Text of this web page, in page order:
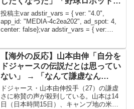
ゃなかったのか」
投稿主var adstir_vars = { ver: "4.0",
app_id: "MEDIA-4c2ea202", ad_spot: 4,
center: false};var adstir_vars = { ver:
【海外の反応】山本由伸「自分を
ドジャースの伝説だとは思ってい
ない」 → 「なんて謙虚なん
だ！」「100%レジェンド」
ドジャース・山本由伸投手（27）の謙虚
さに称賛の声が殺到している。山本は14
日（日本時間15日）、キャンプ地の米ア